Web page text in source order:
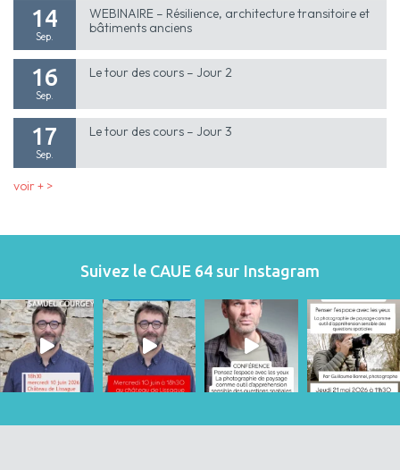
14
Sep.
WEBINAIRE – Résilience, architecture transitoire et
bâtiments anciens
16
Sep.
Le tour des cours – Jour 2
17
Sep.
Le tour des cours – Jour 3
voir + >
Suivez le CAUE 64 sur Instagram